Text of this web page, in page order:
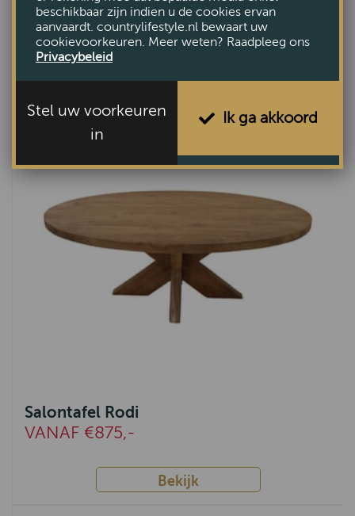
Salontafel Rodi
VANAF €875,-
Bekijk
beschikbaar zijn indien u de cookies ervan
aanvaardt. countrylifestyle.nl bewaart uw
cookievoorkeuren. Meer weten? Raadpleeg ons
Privacybeleid
Stel uw voorkeuren
in
Ik ga akkoord